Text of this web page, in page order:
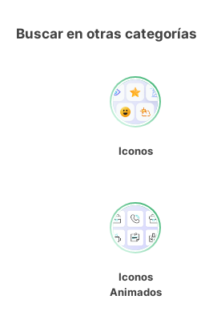
Buscar en otras categorías
Iconos
Iconos
Animados